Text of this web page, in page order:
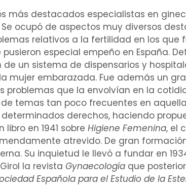
más destacados especialistas en
ocupó de aspectos muy diversos
relativos a la fertilidad en los que
especial empeño en España.
de un sistema de dispensarios y
mujer embarazada. Fue además un
problemas que la envolvían en la
temas tan poco frecuentes en
derechos, haciendo
en 1941 sobre Higiene Femenina, el
atrevido. De gran
Su inquietud le llevó a fundar en
la revista Gynaecología que
Española para el Estudio de la